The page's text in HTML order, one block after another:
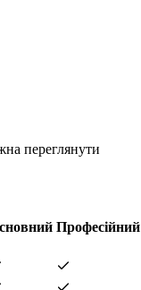
переглянути
Професійний